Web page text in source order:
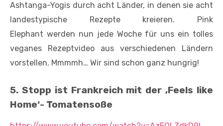
Ashtanga-Yogis durch acht Länder, in denen sie acht
landestypische Rezepte kreieren. Pink
Elephant werden nun jede Woche für uns ein tolles
veganes Rezeptvideo aus verschiedenen Ländern
vorstellen. Mmmmh… Wir sind schon ganz hungrig!
5. Stopp ist Frankreich mit der ‚Feels like
Home‘- Tomatensoße